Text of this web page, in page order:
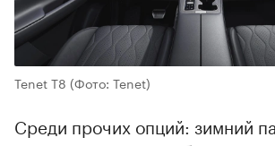
Tenet T8 (Фото: Tenet)
Среди прочих опций: зимний